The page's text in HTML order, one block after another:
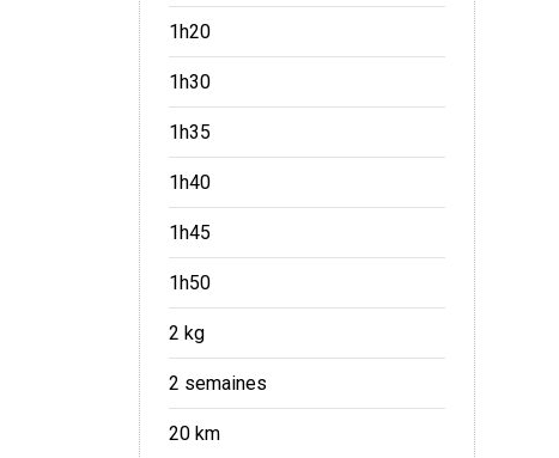
1h20
1h30
1h35
1h40
1h45
1h50
2 kg
2 semaines
20 km